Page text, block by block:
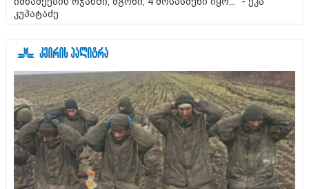
კუპატაძე